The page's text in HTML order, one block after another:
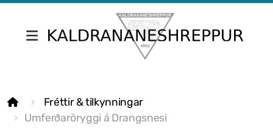
Fréttir & tilkynningar
Umferðaröryggi á Drangsnesi
Skrifstofa Kaldrananeshrepps